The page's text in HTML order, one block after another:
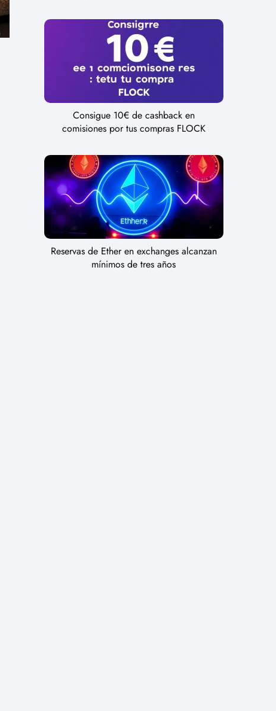
Consigue 10€ de cashback en
comisiones por tus compras FLOCK
Reservas de Ether en exchanges alcanzan
mínimos de tres años